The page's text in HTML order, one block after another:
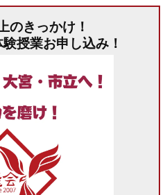
のきっかけ！
授業お申し込み！